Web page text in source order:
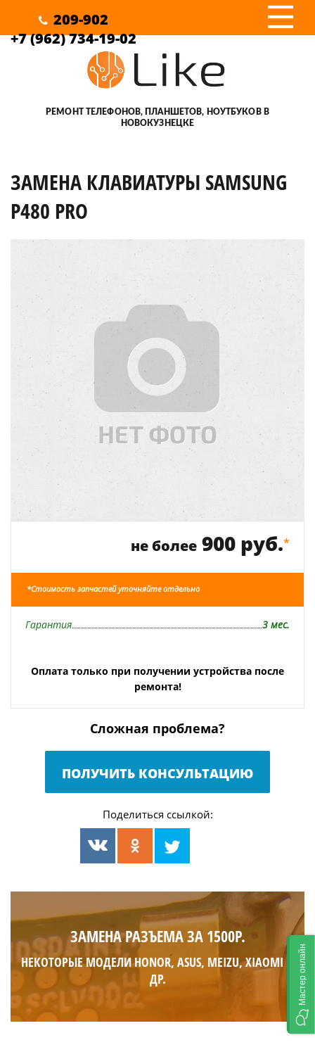
209-902
+7 (962) 734-19-02
III
РЕМОНТ ТЕЛЕФОНОВ, ПЛАНШЕТОВ, НОУТБУКОВ В
НОВОКУЗНЕЦКЕ
ЗАМЕНА КЛАВИАТУРЫ SAMSUNG
P480 PRO
не более 900 руб.*
*Стоимость запчастей уточняйте отдельно
Гарантия 3 мес.
Оплата только при получении устройства после
ремонта!
Сложная проблема?
ПОЛУЧИТЬ КОНСУЛЬТАЦИЮ
Поделиться ссылкой:
ЗАМЕНА РАЗЪЕМА ЗА 1500Р.
НЕКОТОРЫЕ МОДЕЛИ HONOR, ASUS, MEIZU, XIAOMI И
ДР.
Мастер онлайн